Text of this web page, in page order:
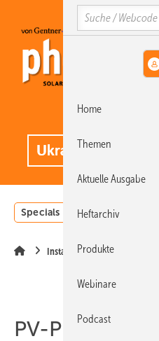
Hauptinhalt
Hauptmenü
SiteSearch
Specials
Installation
PV-Profi der
Search
Home
Themen
Aktuelle Ausgabe
Heftarchiv
Produkte
Webinare
Podcast